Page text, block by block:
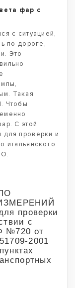
фар с
с ситуацией,
по дороге,
Это
Такая
Чтобы
С этой
для проверки и
итальянского
проверки
с
№720 от
2001